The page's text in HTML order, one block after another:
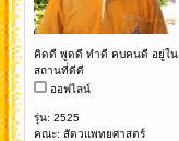
คิดดี พูดดี ทำดี คบคนดี อยู่ใน
สถานที่ดีดี
ออฟไลน์
รุ่น: 2525
คณะ: สัตวแพทยศาสตร์